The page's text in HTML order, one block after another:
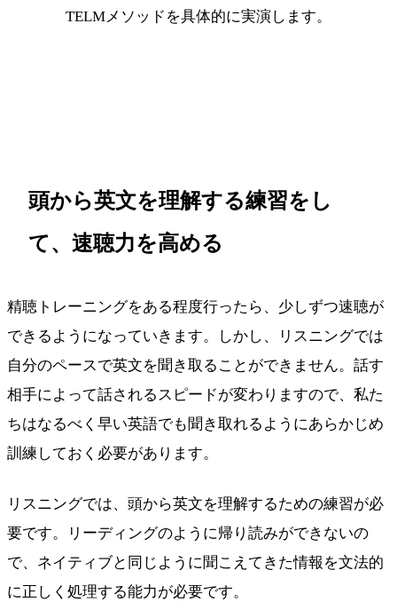
TELMメソッドを具体的に実演します。
頭から英文を理解する練習をし
て、速聴力を高める
精聴トレーニングをある程度行ったら、少しずつ速聴が
できるようになっていきます。しかし、リスニングでは
自分のペースで英文を聞き取ることができません。話す
相手によって話されるスピードが変わりますので、私た
ちはなるべく早い英語でも聞き取れるようにあらかじめ
訓練しておく必要があります。
リスニングでは、頭から英文を理解するための練習が必
要です。リーディングのように帰り読みができないの
で、ネイティブと同じように聞こえてきた情報を文法的
に正しく処理する能力が必要です。